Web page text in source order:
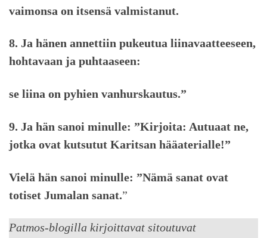
vaimonsa on itsensä valmistanut.
8. Ja hänen annettiin pukeutua liinavaatteeseen,
hohtavaan ja puhtaaseen:
se liina on pyhien vanhurskautus.”
9. Ja hän sanoi minulle: ”Kirjoita: Autuaat ne,
jotka ovat kutsutut Karitsan hääaterialle!”
Vielä hän sanoi minulle: ”Nämä sanat ovat
totiset Jumalan sanat.”
Patmos-blogilla kirjoittavat sitoutuvat